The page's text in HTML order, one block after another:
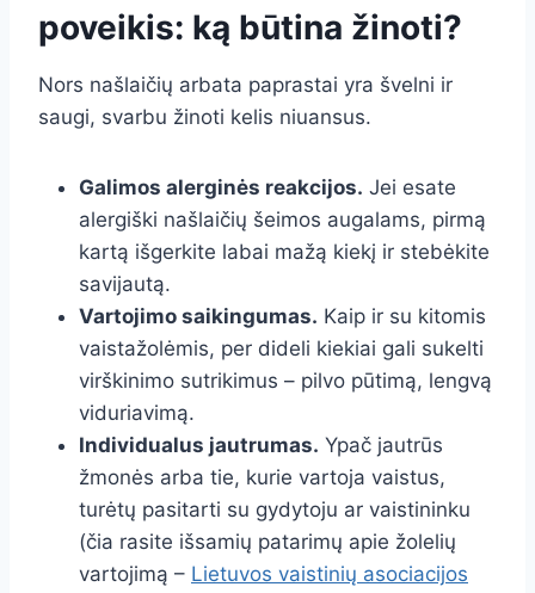
poveikis: ką būtina žinoti?
Nors našlaičių arbata paprastai yra švelni ir
saugi, svarbu žinoti kelis niuansus.
Galimos alerginės reakcijos. Jei esate
alergiški našlaičių šeimos augalams, pirmą
kartą išgerkite labai mažą kiekį ir stebėkite
savijautą.
Vartojimo saikingumas. Kaip ir su kitomis
vaistažolėmis, per dideli kiekiai gali sukelti
virškinimo sutrikimus – pilvo pūtimą, lengvą
viduriavimą.
Individualus jautrumas. Ypač jautrūs
žmonės arba tie, kurie vartoja vaistus,
turėtų pasitarti su gydytoju ar vaistininku
(čia rasite išsamių patarimų apie žolelių
vartojimą – Lietuvos vaistinių asociacijos